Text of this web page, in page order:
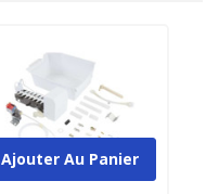
Ajouter Au Panier